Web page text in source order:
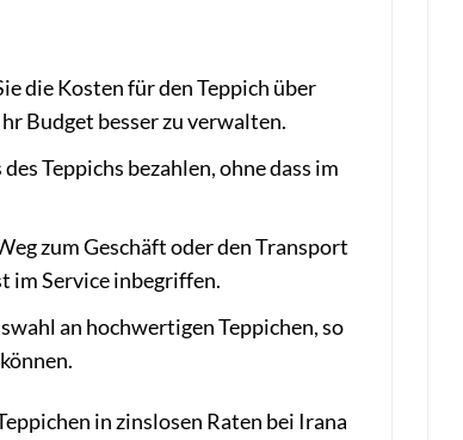
die Kosten für den Teppich über
Budget besser zu verwalten.
Teppichs bezahlen, ohne dass im
zum Geschäft oder den Transport
im Service inbegriffen.
an hochwertigen Teppichen, so
in zinslosen Raten bei Irana